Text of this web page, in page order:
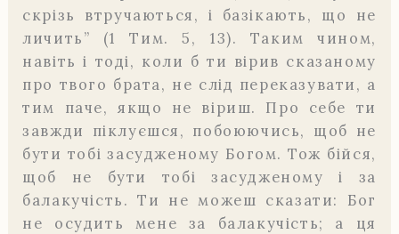
скрізь втручаються, і базікають, що не
личить” (1 Тим. 5, 13). Таким чином,
навіть і тоді, коли б ти вірив сказаному
про твого брата, не слід переказувати, а
тим паче, якщо не віриш. Про себе ти
завжди піклуєшся, побоюючись, щоб не
бути тобі засудженому Богом. Тож бійся,
щоб не бути тобі засудженому і за
балакучість. Ти не можеш сказати: Бог
не осудить мене за бала­кучість; а ця